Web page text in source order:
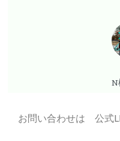
N
お問い合わせは 公式